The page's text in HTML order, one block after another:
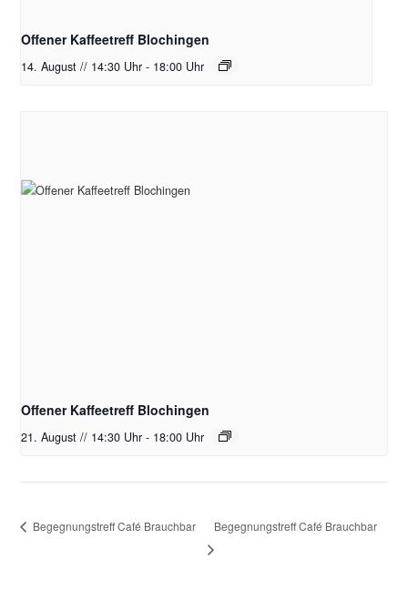
Offener Kaffeetreff Blochingen
14. August // 14:30 Uhr - 18:00 Uhr
Offener Kaffeetreff Blochingen
21. August // 14:30 Uhr - 18:00 Uhr
Begegnungstreff Café Brauchbar Begegnungstreff Café Brauchbar